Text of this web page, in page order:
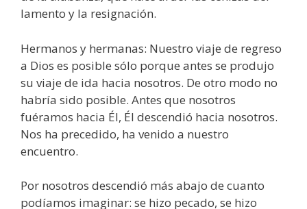
lamento y la resignación.
Hermanos y hermanas: Nuestro viaje de regreso
a Dios es posible sólo porque antes se produjo
su viaje de ida hacia nosotros. De otro modo no
habría sido posible. Antes que nosotros
fuéramos hacia Él, Él descendió hacia nosotros.
Nos ha precedido, ha venido a nuestro
encuentro.
Por nosotros descendió más abajo de cuanto
podíamos imaginar: se hizo pecado, se hizo